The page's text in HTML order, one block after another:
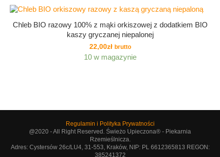
Chleb BIO razowy 100% z mąki orkiszowej z dodatkiem BIO
kaszy gryczanej niepalonej
22,00zł brutto
10 w magazynie
Regulamin i Polityka Prywatności
@2020 - All Right Reserved. Świeżo Upieczona® - Piekarnia
Rzemieślnicza.
Adres: Cystersów 26c/LU4, 31-553, Kraków, NIP: PL 6612365813 REGON:
385241372